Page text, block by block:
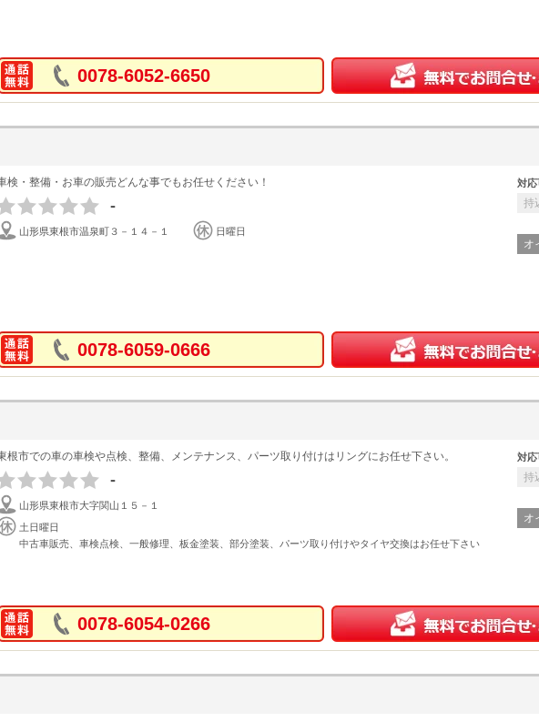
0078-6052-6650
検・整備・お車の販売どんな事でもお任せください！
-
山形県東根市温泉町３－１４－１ 日曜日
対応
持
オ
0078-6059-0666
根市での車の車検や点検、整備、メンテナンス、パーツ取り付けはリングにお任せ下さい。
-
山形県東根市大字関山１５－１
土日曜日
中古車販売、車検点検、一般修理、板金塗装、部分塗装、パーツ取り付けやタイヤ交換はお任せ下さい
対応
持
オ
0078-6054-0266